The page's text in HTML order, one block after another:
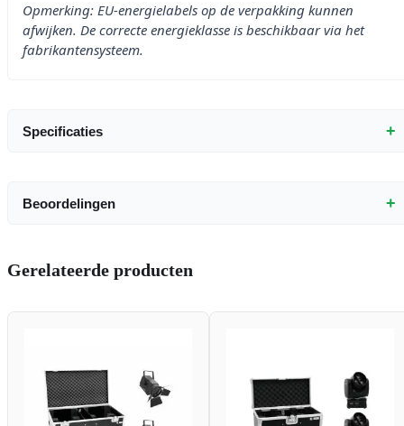
Opmerking: EU-energielabels op de verpakking kunnen
afwijken. De correcte energieklasse is beschikbaar via het
fabrikantensysteem.
Specificaties +
Beoordelingen +
Gerelateerde producten